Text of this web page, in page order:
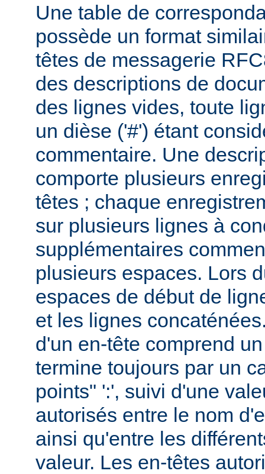
Une table de
possède un format
têtes de messagerie
des descriptions de
des lignes vides, toute
un dièse ('#') étant
commentaire. Une
comporte plusieurs
têtes ; chaque
sur plusieurs lignes à
supplémentaires
plusieurs espaces. Lors
espaces de début de
et les lignes
d'un en-tête comprend
termine toujours par un
points" ':', suivi d'une
autorisés entre le nom
ainsi qu'entre les
valeur. Les en-têtes